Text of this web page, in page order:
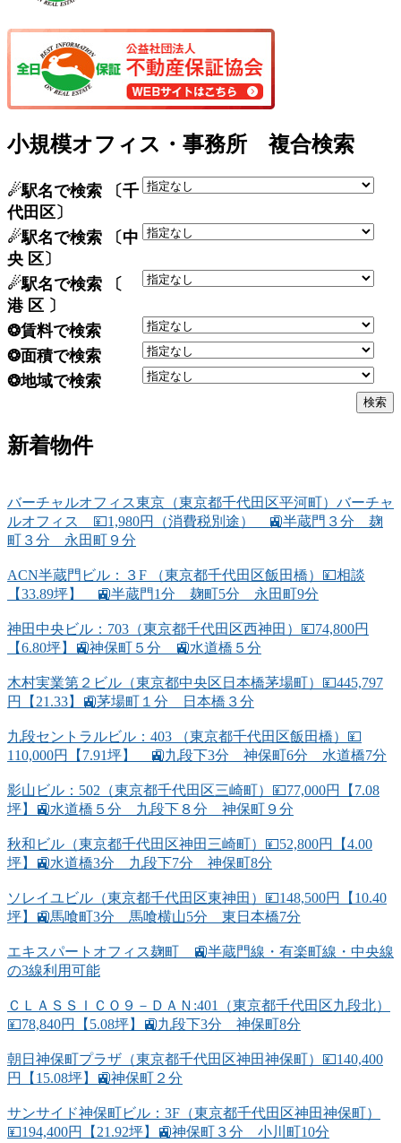
小規模オフィス・事務所 複合検索
☄駅名で検索 〔千
代田区〕
☄駅名で検索 〔中
央 区〕
☄駅名で検索 〔
港 区 〕
❂賃料で検索
❂面積で検索
❂地域で検索
新着物件
バーチャルオフィス東京（東京都千代田区平河町）バーチャ
ルオフィス 💴1,980円（消費税別途） 🚉半蔵門３分 麹
町３分 永田町９分
ACN半蔵門ビル：３F （東京都千代田区飯田橋）💴相談
【33.89坪】 🚉半蔵門1分 麹町5分 永田町9分
神田中央ビル：703（東京都千代田区西神田）💴74,800円
【6.80坪】🚉神保町５分 🚉水道橋５分
木村実業第２ビル（東京都中央区日本橋茅場町）💴445,797
円【21.33】🚉茅場町１分 日本橋３分
九段セントラルビル：403 （東京都千代田区飯田橋）💴
110,000円【7.91坪】 🚉九段下3分 神保町6分 水道橋7分
影山ビル：502（東京都千代田区三崎町）💴77,000円【7.08
坪】🚉水道橋５分 九段下８分 神保町９分
秋和ビル（東京都千代田区神田三崎町）💴52,800円【4.00
坪】🚉水道橋3分 九段下7分 神保町8分
ソレイユビル（東京都千代田区東神田）💴148,500円【10.40
坪】🚉馬喰町3分 馬喰横山5分 東日本橋7分
エキスパートオフィス麹町 🚉半蔵門線・有楽町線・中央線
の3線利用可能
ＣＬＡＳＳＩＣＯ９－ＤＡＮ:401（東京都千代田区九段北）
💴78,840円【5.08坪】🚉九段下3分 神保町8分
朝日神保町プラザ（東京都千代田区神田神保町）💴140,400
円【15.08坪】🚉神保町２分
サンサイド神保町ビル：3F（東京都千代田区神田神保町）
💴194,400円【21.92坪】🚉神保町３分 小川町10分